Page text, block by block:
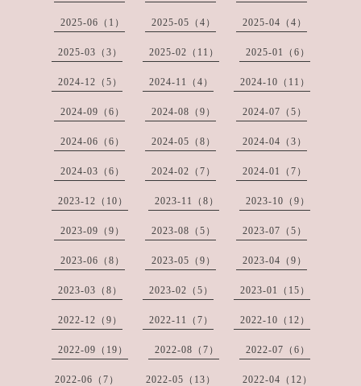
2025-06（1） 2025-05（4） 2025-04（4）
2025-03（3） 2025-02（11） 2025-01（6）
2024-12（5） 2024-11（4） 2024-10（11）
2024-09（6） 2024-08（9） 2024-07（5）
2024-06（6） 2024-05（8） 2024-04（3）
2024-03（6） 2024-02（7） 2024-01（7）
2023-12（10） 2023-11（8） 2023-10（9）
2023-09（9） 2023-08（5） 2023-07（5）
2023-06（8） 2023-05（9） 2023-04（9）
2023-03（8） 2023-02（5） 2023-01（15）
2022-12（9） 2022-11（7） 2022-10（12）
2022-09（19） 2022-08（7） 2022-07（6）
2022-06（7） 2022-05（13） 2022-04（12）